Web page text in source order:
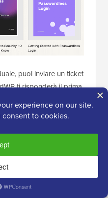
puoi inviare un ticket
ti risponderà il prima
Prezzi e Piani
budget limitato, puoi
Security da
gratuito viene fornito
così puoi proteggere